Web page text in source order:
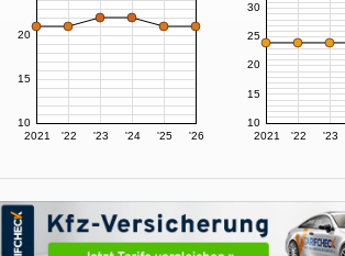
2021 '22 '23 '24 '25 '26
10
15
20
2021 '22 '23
10
15
20
25
30